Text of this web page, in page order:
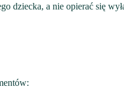
dziecka, a nie opierać się